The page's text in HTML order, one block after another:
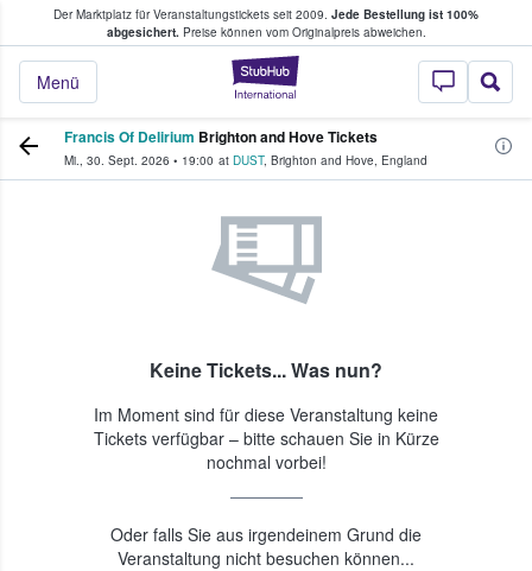
Der Marktplatz für Veranstaltungstickets seit 2009. Jede Bestellung ist 100%
abgesichert.Preise können vom Originalpreis abweichen.
StubHub - Wo
Menü
Tickets kaufen & verkaufen
Francis Of Delirium Brighton and Hove Tickets
Mi., 30. Sept. 2026 • 19:00 at DUST, Brighton and Hove, England
Keine Tickets... Was nun?
Im Moment sind für diese Veranstaltung keine
Tickets verfügbar – bitte schauen Sie in Kürze
nochmal vorbei!
Oder falls Sie aus irgendeinem Grund die
Veranstaltung nicht besuchen können...